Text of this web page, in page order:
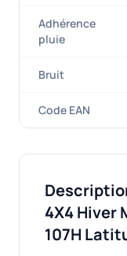
Adhérence
pluie
Bruit
Code EAN
4X4 Hiver
107H